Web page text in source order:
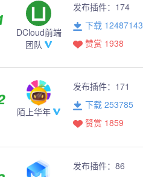
DCloud前端
团队
发布插件： 174
下载 12487143
赞赏 1938
陌上华年
发布插件： 171
下载 253785
赞赏 1859
发布插件： 86